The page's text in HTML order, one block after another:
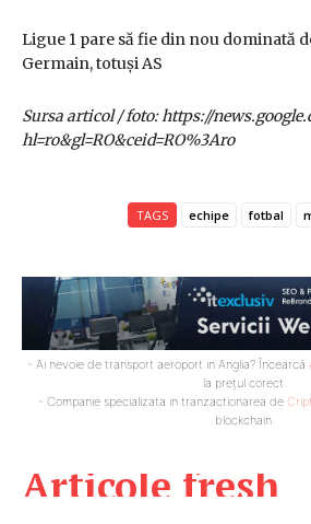
Articole fresh
Ligue 1 pare să fie din nou dominată
Germain, totuși AS
Sursa articol / foto: https://
hl=ro&gl=RO&ceid=RO%3Aro
TAGS echipe fotbal
- Ai nevoie de transport aeroport in Anglia? Încearcă
la prețul corect.
- Companie specializata in tranzactionarea de
blockchain.